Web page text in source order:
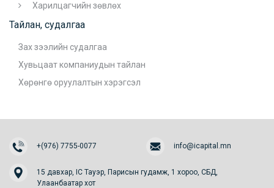
Харилцагчийн зөвлөх
Тайлан, судалгаа
Зах зээлийн судалгаа
Хувьцаат компаниудын тайлан
Хөрөнгө оруулалтын хэрэгсэл
+(976) 7755-0077 info@icapital.mn
15 давхар, IC Тауэр, Парисын гудамж, 1 хороо, СБД,
Улаанбаатар хот